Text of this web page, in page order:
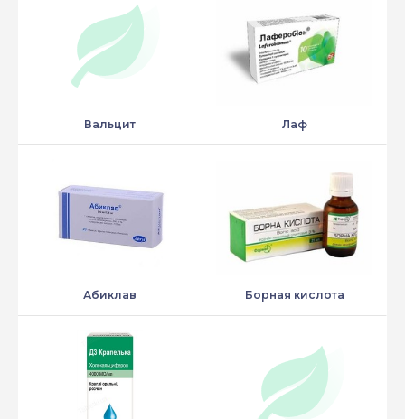
Вальцит Лаф
Абиклав Борная кислота